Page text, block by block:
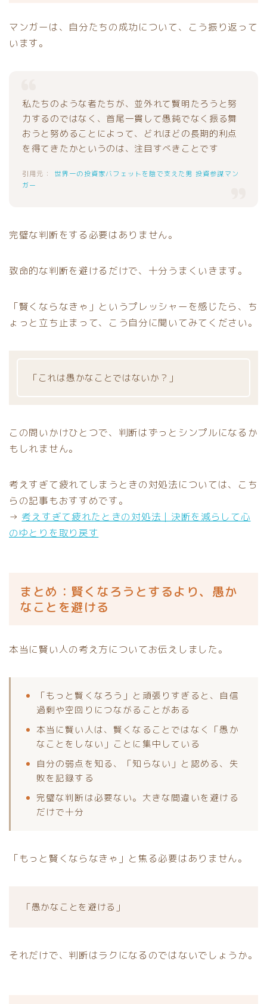
マンガーは、自分たちの成功について、こう振り返って
います。
私たちのような者たちが、並外れて賢明たろうと努
力するのではなく、首尾一貫して愚鈍でなく振る舞
おうと努めることによって、どれほどの長期的利点
を得てきたかというのは、注目すべきことです
世界一の投資家バフェットを陰で支えた男 投資参謀マン
ガー
完璧な判断をする必要はありません。
致命的な判断を避けるだけで、十分うまくいきます。
「賢くならなきゃ」というプレッシャーを感じたら、ち
ょっと立ち止まって、こう自分に聞いてみてください。
「これは愚かなことではないか？」
この問いかけひとつで、判断はずっとシンプルになるか
もしれません。
考えすぎて疲れてしまうときの対処法については、こち
らの記事もおすすめです。
→ 考えすぎて疲れたときの対処法｜決断を減らして心
のゆとりを取り戻す
まとめ：賢くなろうとするより、愚か
なことを避ける
本当に賢い人の考え方についてお伝えしました。
「もっと賢くなろう」と頑張りすぎると、自信
過剰や空回りにつながることがある
本当に賢い人は、賢くなることではなく「愚か
なことをしない」ことに集中している
自分の弱点を知る、「知らない」と認める、失
敗を記録する
完璧な判断は必要ない。大きな間違いを避ける
だけで十分
「もっと賢くならなきゃ」と焦る必要はありません。
「愚かなことを避ける」
それだけで、判断はラクになるのではないでしょうか。